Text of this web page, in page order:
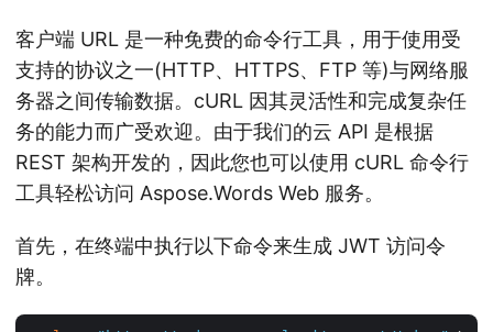
客户端 URL 是一种免费的命令行工具，用于使用受
支持的协议之一(HTTP、HTTPS、FTP 等)与网络服
务器之间传输数据。cURL 因其灵活性和完成复杂任
务的能力而广受欢迎。由于我们的云 API 是根据
REST 架构开发的，因此您也可以使用 cURL 命令行
工具轻松访问 Aspose.Words Web 服务。
首先，在终端中执行以下命令来生成 JWT 访问令
牌。